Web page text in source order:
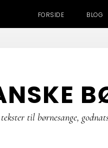
FORSIDE BLOG
til børnesange,